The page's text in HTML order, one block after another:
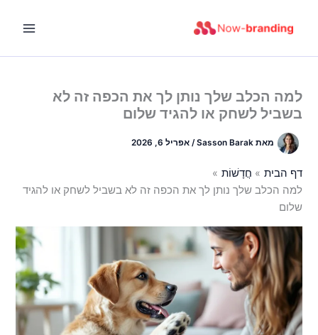
למה הכלב שלך נותן לך את הכפה זה לא
בשביל לשחק או להגיד שלום
מאתSasson Barak
/אפריל 6, 2026
דף הבית
חֲדָשׁוֹת
למה הכלב שלך נותן לך את הכפה זה לא בשביל לשחק או להגיד
שלום